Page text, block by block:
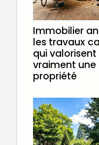
Immobilier
les travaux
qui valorisent
vraiment une
propriété